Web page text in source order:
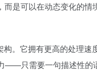
是可以在动态变化的情
。它拥有更高的处理速
——只需要一句描述性的